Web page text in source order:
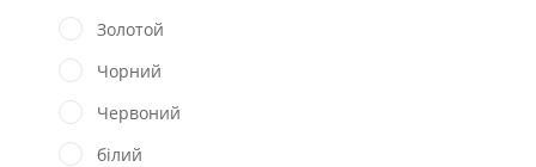
Золотой
Чорний
Червоний
білий